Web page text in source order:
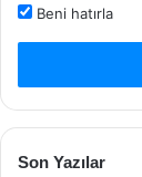
Beni hatırla
Son Yazılar